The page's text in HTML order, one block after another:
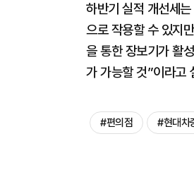
하반기 실적 개선세
으로 작용할 수 있지
을 통한 장보기가 활
가 가능할 것”이라고
#편의점 #현대차